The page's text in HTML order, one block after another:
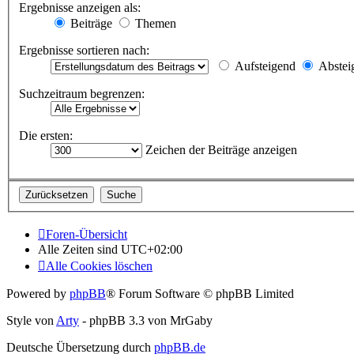
Ergebnisse anzeigen als:
Beiträge
Themen
Ergebnisse sortieren nach:
Aufsteigend
Suchzeitraum begrenzen:
Die ersten:
Zeichen der Beiträge anzeigen
Foren-Übersicht
Alle Zeiten sind UTC+02:00
Alle Cookies löschen
Powered by phpBB® Forum Software © phpBB Limited
Style von Arty - phpBB 3.3 von MrGaby
Deutsche Übersetzung durch phpBB.de